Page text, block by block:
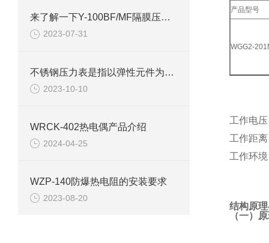
来了解一下Y-100BF/MF隔膜压力表的相关小常识
2023-07-31
不锈钢压力表是指以弹性元件为敏感元件
2023-10-10
WRCK-402热电偶产品介绍
2024-04-25
WZP-140防爆热电阻的安装要求
2023-08-20
产品型号
WGG2-
工作电
工作距
工作环
结构原
（一）